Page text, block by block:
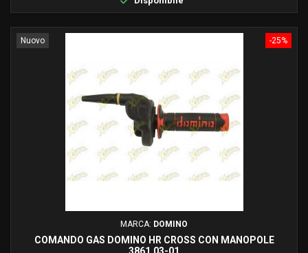
-25%
Nuovo
MARCA: DOMINO
COMANDO GAS DOMINO HR CROSS CON MANOPOLE
3861.03-01